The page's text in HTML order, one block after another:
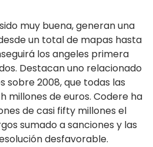
muy buena, generan una
un total de mapas hasta
los angeles primera
Destacan uno relacionado
sobre 2008, que todas las
millones de euros. Codere ha
de casi fifty millones el
sumado a sanciones y las
desfavorable.